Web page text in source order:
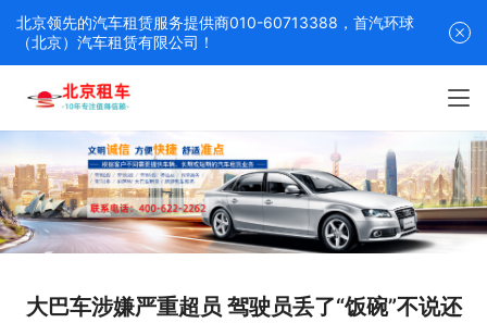
大巴车涉嫌严重超员 驾驶员丢了“饭碗”不说还
北京领先的汽车租赁服务提供商010-60713388，首汽环球
（北京）汽车租赁有限公司！